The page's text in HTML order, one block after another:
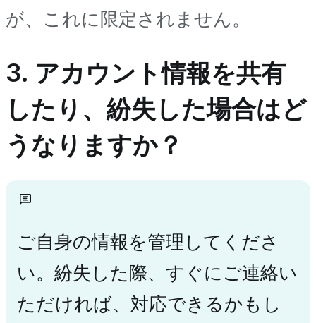
が、これに限定されません。
3. アカウント情報を共有
したり、紛失した場合はど
うなりますか？
ご自身の情報を管理してくださ
い。紛失した際、すぐにご連絡い
ただければ、対応できるかもし